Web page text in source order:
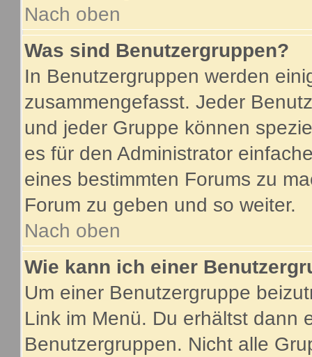
Nach oben
Was sind Benutzergruppen?
In Benutzergruppen werden
zusammengefasst. Jeder
und jeder Gruppe können
es für den Administrator
eines bestimmten Forums zu
Forum zu geben und so weiter.
Nach oben
Wie kann ich einer
Um einer Benutzergruppe
Link im Menü. Du erhältst dann
Benutzergruppen. Nicht alle